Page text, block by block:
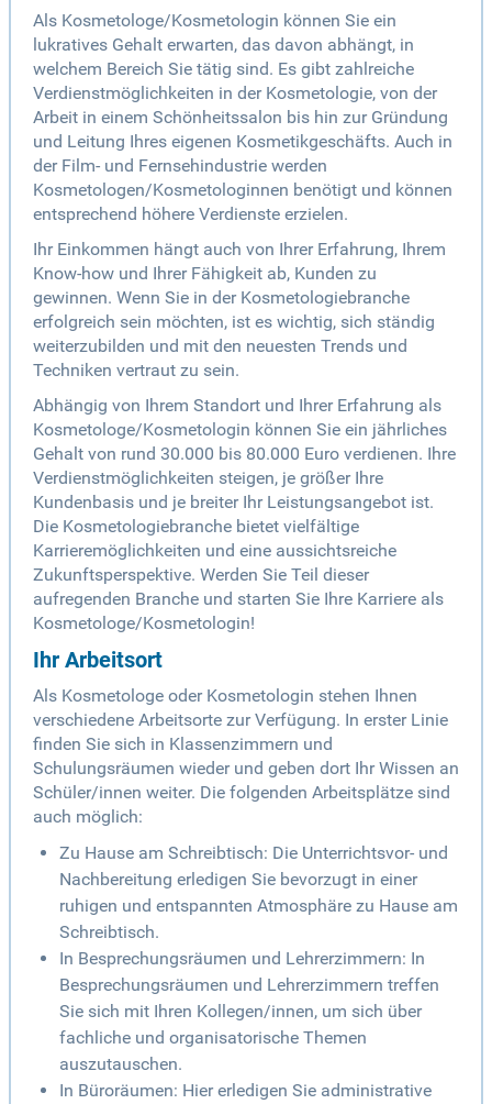
Als Kosmetologe/Kosmetologin können Sie ein
lukratives Gehalt erwarten, das davon abhängt, in
welchem Bereich Sie tätig sind. Es gibt zahlreiche
Verdienstmöglichkeiten in der Kosmetologie, von der
Arbeit in einem Schönheitssalon bis hin zur Gründung
und Leitung Ihres eigenen Kosmetikgeschäfts. Auch in
der Film- und Fernsehindustrie werden
Kosmetologen/Kosmetologinnen benötigt und können
entsprechend höhere Verdienste erzielen.
Ihr Einkommen hängt auch von Ihrer Erfahrung, Ihrem
Know-how und Ihrer Fähigkeit ab, Kunden zu
gewinnen. Wenn Sie in der Kosmetologiebranche
erfolgreich sein möchten, ist es wichtig, sich ständig
weiterzubilden und mit den neuesten Trends und
Techniken vertraut zu sein.
Abhängig von Ihrem Standort und Ihrer Erfahrung als
Kosmetologe/Kosmetologin können Sie ein jährliches
Gehalt von rund 30.000 bis 80.000 Euro verdienen. Ihre
Verdienstmöglichkeiten steigen, je größer Ihre
Kundenbasis und je breiter Ihr Leistungsangebot ist.
Die Kosmetologiebranche bietet vielfältige
Karrieremöglichkeiten und eine aussichtsreiche
Zukunftsperspektive. Werden Sie Teil dieser
aufregenden Branche und starten Sie Ihre Karriere als
Kosmetologe/Kosmetologin!
Ihr Arbeitsort
Als Kosmetologe oder Kosmetologin stehen Ihnen
verschiedene Arbeitsorte zur Verfügung. In erster Linie
finden Sie sich in Klassenzimmern und
Schulungsräumen wieder und geben dort Ihr Wissen an
Schüler/innen weiter. Die folgenden Arbeitsplätze sind
auch möglich:
Zu Hause am Schreibtisch: Die Unterrichtsvor- und
Nachbereitung erledigen Sie bevorzugt in einer
ruhigen und entspannten Atmosphäre zu Hause am
Schreibtisch.
In Besprechungsräumen und Lehrerzimmern: In
Besprechungsräumen und Lehrerzimmern treffen
Sie sich mit Ihren Kollegen/innen, um sich über
fachliche und organisatorische Themen
auszutauschen.
In Büroräumen: Hier erledigen Sie administrative